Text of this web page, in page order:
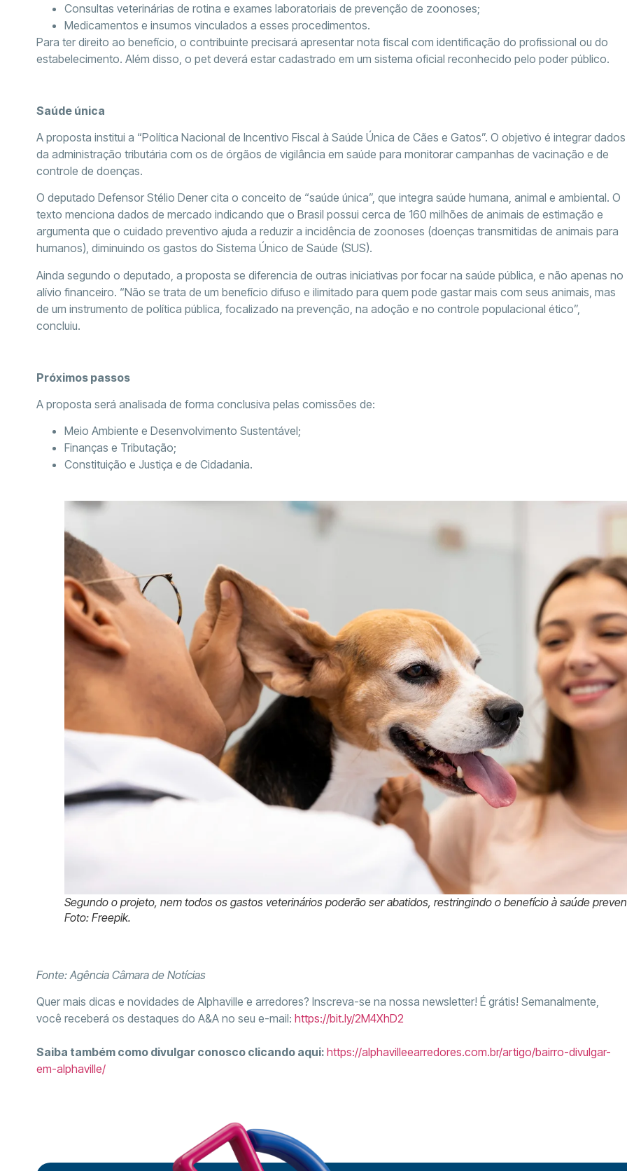
Consultas veterinárias de rotina e exames laboratoriais de prevenção de zoonoses;
Medicamentos e insumos vinculados a esses procedimentos.
Para ter direito ao benefício, o contribuinte precisará apresentar nota fiscal com identificação do profissional ou do
estabelecimento. Além disso, o pet deverá estar cadastrado em um sistema oficial reconhecido pelo poder público.
Saúde única
A proposta institui a “Política Nacional de Incentivo Fiscal à Saúde Única de Cães e Gatos”. O objetivo é integrar dados
da administração tributária com os de órgãos de vigilância em saúde para monitorar campanhas de vacinação e de
controle de doenças.
O deputado Defensor Stélio Dener cita o conceito de “saúde única”, que integra saúde humana, animal e ambiental. O
texto menciona dados de mercado indicando que o Brasil possui cerca de 160 milhões de animais de estimação e
argumenta que o cuidado preventivo ajuda a reduzir a incidência de zoonoses (doenças transmitidas de animais para
humanos), diminuindo os gastos do Sistema Único de Saúde (SUS).
Ainda segundo o deputado, a proposta se diferencia de outras iniciativas por focar na saúde pública, e não apenas no
alívio financeiro. “Não se trata de um benefício difuso e ilimitado para quem pode gastar mais com seus animais, mas
de um instrumento de política pública, focalizado na prevenção, na adoção e no controle populacional ético”,
concluiu.
Próximos passos
A proposta será analisada de forma conclusiva pelas comissões de:
Meio Ambiente e Desenvolvimento Sustentável;
Finanças e Tributação;
Constituição e Justiça e de Cidadania.
Segundo o projeto, nem todos os gastos veterinários poderão ser abatidos, restringindo o benefício à saúde
Foto: Freepik.
Fonte: Agência Câmara de Notícias
Quer mais dicas e novidades de Alphaville e arredores? Inscreva-se na nossa newsletter! É grátis! Semanalmente,
você receberá os destaques do A&A no seu e-mail: https://bit.ly/2M4XhD2
Saiba também como divulgar conosco clicando aqui: https://alphavilleearredores.com.br/artigo/bairro-divulgar-
em-alphaville/